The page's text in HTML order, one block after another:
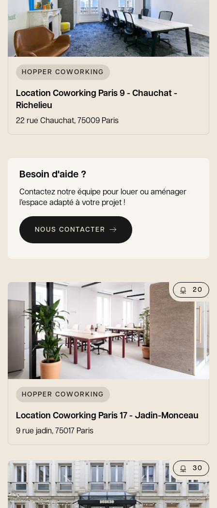
HOPPER COWORKING
Location Coworking Paris 9 - Chauchat -
Richelieu
22 rue Chauchat, 75009 Paris
Besoin d'aide ?
Contactez notre équipe pour louer ou aménager
l’espace adapté à votre projet !
NOUS CONTACTER
20
HOPPER COWORKING
Location Coworking Paris 17 - Jadin-Monceau
9 rue jadin, 75017 Paris
30